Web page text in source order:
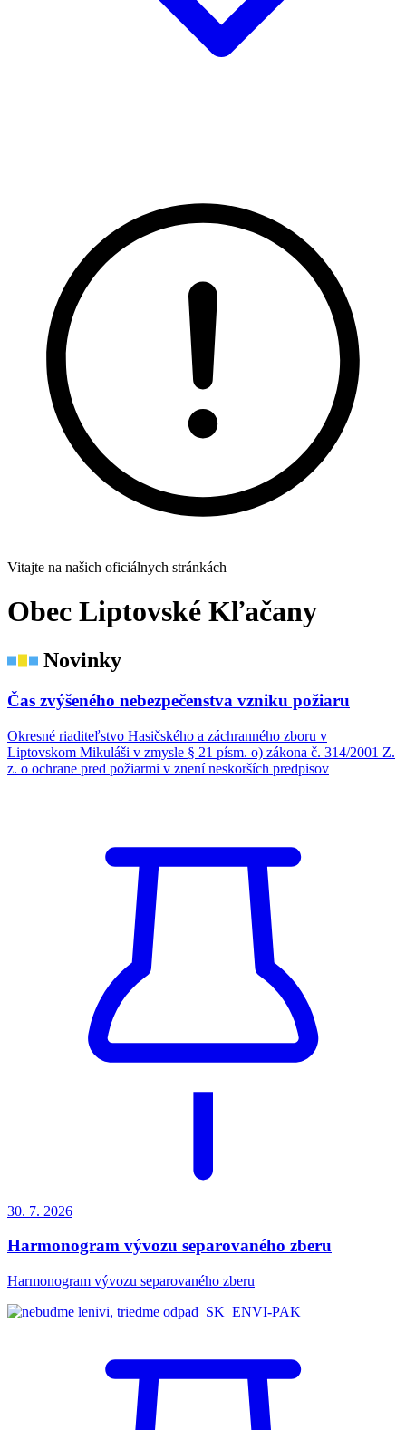
Vitajte na našich oficiálnych stránkách
Obec Liptovské Kľačany
Novinky
Čas zvýšeného nebezpečenstva vzniku požiaru
Okresné riaditeľstvo Hasičského a záchranného zboru v
Liptovskom Mikuláši v zmysle § 21 písm. o) zákona č. 314/2001 Z.
z. o ochrane pred požiarmi v znení neskorších predpisov
30. 7. 2026
Harmonogram vývozu separovaného zberu
Harmonogram vývozu separovaného zberu